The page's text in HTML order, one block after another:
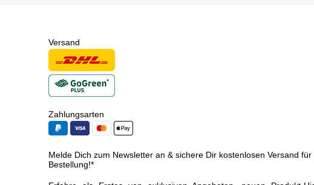
Versand
Zahlungsarten
Melde Dich zum Newsletter an & sichere Dir kostenlosen Versand
Bestellung!*